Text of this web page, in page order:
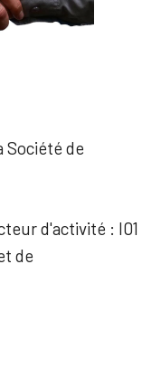
de
d'activité : I01
de